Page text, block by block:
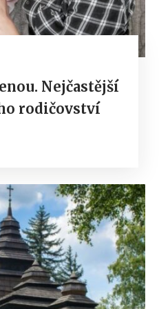
Nejčastější
rodičovství